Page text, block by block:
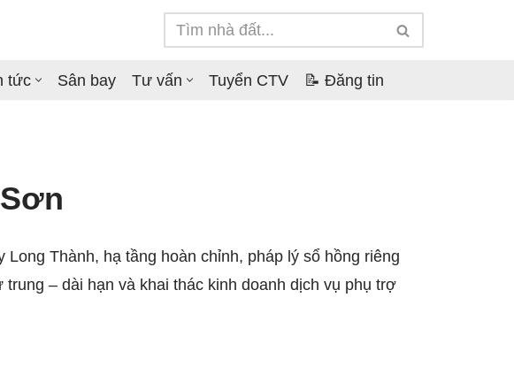
tức Sân bay Tư vấn Tuyển CTV 📝 Đăng tin
Thành, hạ tầng hoàn chỉnh, pháp lý sổ hồng riêng
– dài hạn và khai thác kinh doanh dịch vụ phụ trợ